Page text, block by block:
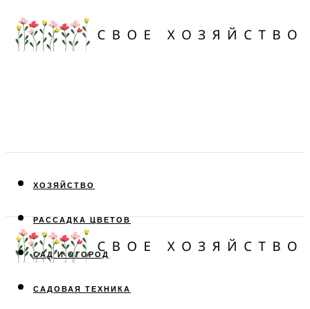
ХОЗЯЙСТВО
РАССАДКА ЦВЕТОВ
САД И ОГОРОД
САДОВАЯ ТЕХНИКА